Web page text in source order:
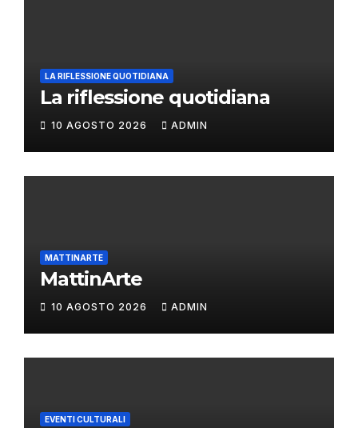
LA RIFLESSIONE QUOTIDIANA
La riflessione quotidiana
10 AGOSTO 2026 ADMIN
MATTINARTE
MattinArte
10 AGOSTO 2026 ADMIN
EVENTI CULTURALI